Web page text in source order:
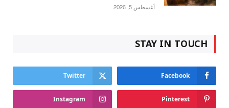
أغسطس 5, 2026
STAY IN TOUCH
Facebook
Twitter
Pinterest
Instagram